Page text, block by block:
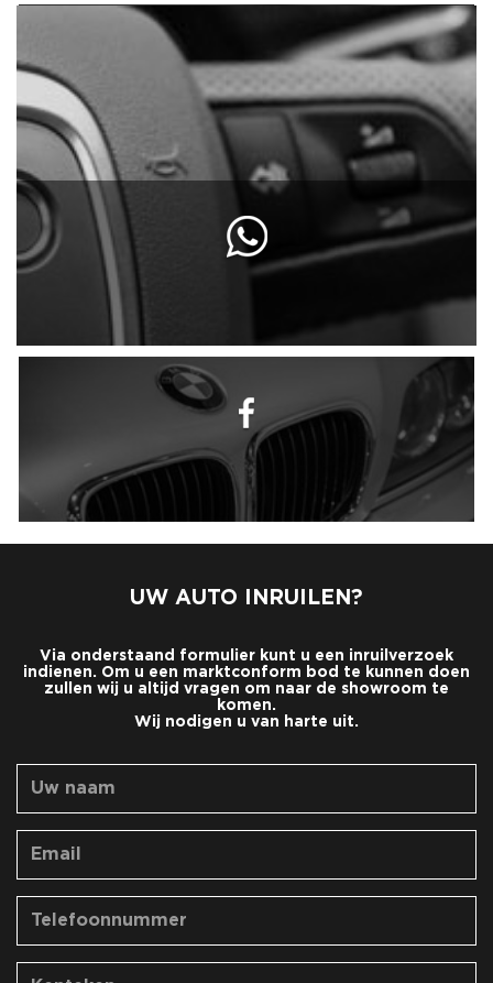
UW AUTO INRUILEN?
Via onderstaand formulier kunt u een inruilverzoek
indienen. Om u een marktconform bod te kunnen doen
zullen wij u altijd vragen om naar de showroom te
komen.
Wij nodigen u van harte uit.